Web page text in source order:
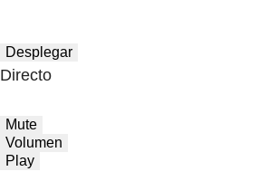
Desplegar
Directo
Mute
Volumen
Play